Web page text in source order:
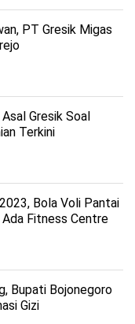
PT Gresik Migas
Gresik Soal
Terkini
Bola Voli Pantai
Fitness Centre
Bupati Bojonegoro
Gizi